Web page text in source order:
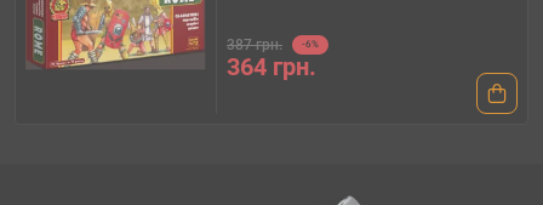
387 грн. -6%
364 грн.